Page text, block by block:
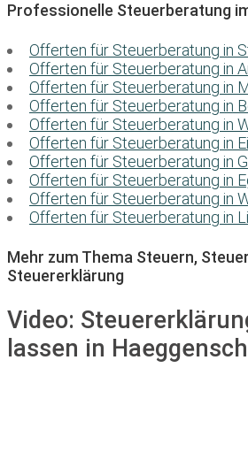
Professionelle Steuerberatung
Offerten für Steuerberatung in
Offerten für Steuerberatung in
Offerten für Steuerberatung in
Offerten für Steuerberatung in
Offerten für Steuerberatung in
Offerten für Steuerberatung in
Offerten für Steuerberatung in
Offerten für Steuerberatung in
Offerten für Steuerberatung in
Offerten für Steuerberatung in
Mehr zum Thema Steuern,
Steuererklärung
Video:
lassen in